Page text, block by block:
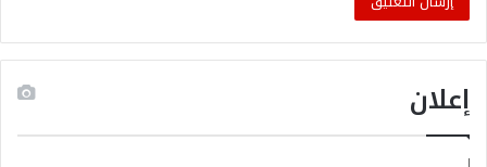
إعلان